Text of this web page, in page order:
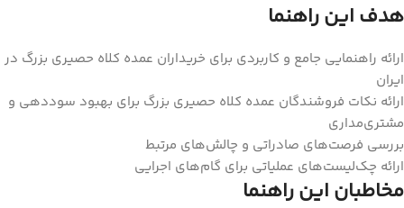
هدف این راهنما
ارائه راهنمایی جامع و کاربردی برای خریداران عمده کلاه حصیری بزرگ در
ایران
ارائه نکات فروشندگان عمده کلاه حصیری بزرگ برای بهبود سوددهی و
مشتری‌مداری
بررسی فرصت‌های صادراتی و چالش‌های مرتبط
ارائه چک‌لیست‌های عملیاتی برای گام‌های اجرایی
مخاطبان این راهنما